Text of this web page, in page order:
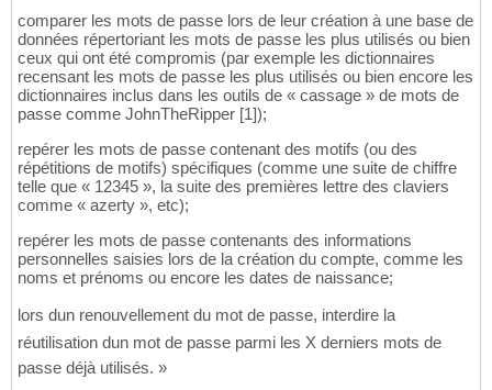
comparer les mots de passe lors de leur création à une base de
données répertoriant les mots de passe les plus utilisés ou bien
ceux qui ont été compromis (par exemple les dictionnaires
recensant les mots de passe les plus utilisés ou bien encore les
dictionnaires inclus dans les outils de « cassage » de mots de
passe comme JohnTheRipper [1]);
repérer les mots de passe contenant des motifs (ou des
répétitions de motifs) spécifiques (comme une suite de chiffre
telle que « 12345 », la suite des premières lettre des claviers
comme « azerty », etc);
repérer les mots de passe contenants des informations
personnelles saisies lors de la création du compte, comme les
noms et prénoms ou encore les dates de naissance;
lors dun renouvellement du mot de passe, interdire la
réutilisation dun mot de passe parmi les X derniers mots de
passe déjà utilisés. »